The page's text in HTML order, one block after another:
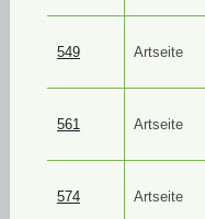
549 Artseite
561 Artseite
574 Artseite